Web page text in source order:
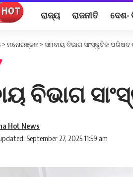
ରାଜ୍ୟ ରାଜନୀତି ଦେଶ-
> ମନୋରଞ୍ଜନ > ସମବାୟ ବିଭାଗ ସାଂସ୍କୃତିକ
ବିଭାଗ
September 27, 2025 11:59 am
Hot News